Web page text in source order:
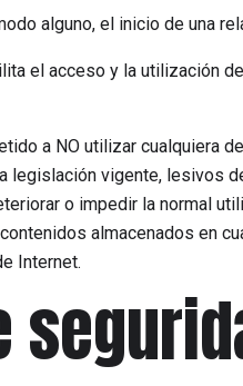
alguno, el inicio de una
el acceso y la utilización
a NO utilizar cualquiera
legislación vigente, lesivos
o impedir la normal
almacenados en
Internet.